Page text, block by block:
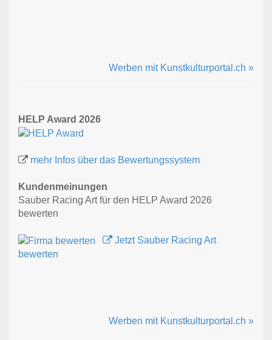
Werben mit Kunstkulturportal.ch »
HELP Award 2026
mehr Infos über das Bewertungssystem
Kundenmeinungen
Sauber Racing Art für den HELP Award 2026
bewerten
Jetzt Sauber Racing Art
bewerten
Werben mit Kunstkulturportal.ch »